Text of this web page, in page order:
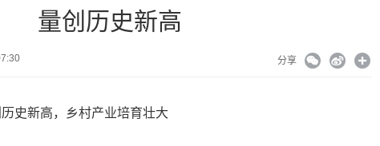
量创历史新高
分享
史新高，乡村产业培育壮大